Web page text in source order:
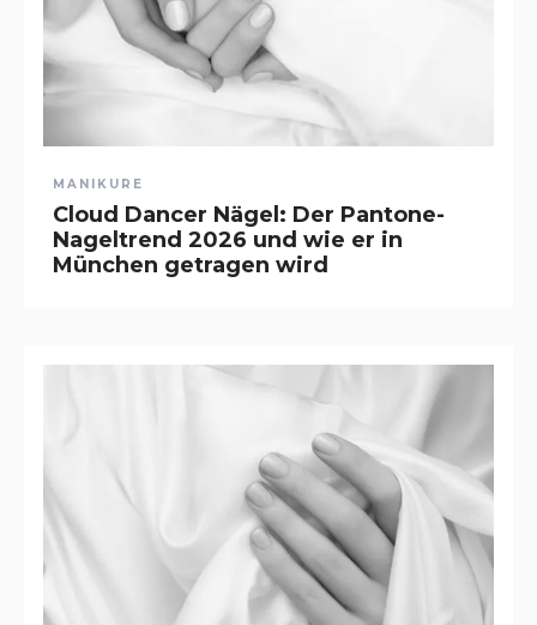
MANIKURE
Cloud Dancer Nägel: Der Pantone-
Nageltrend 2026 und wie er in
München getragen wird